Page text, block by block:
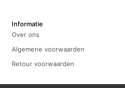
Informatie
Over ons
Algemene voorwaarden
Retour voorwaarden